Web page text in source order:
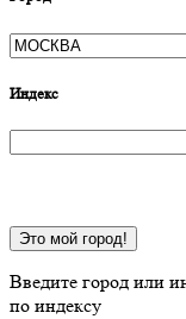
Индекс
Это мой город!
Введите город или
по индексу